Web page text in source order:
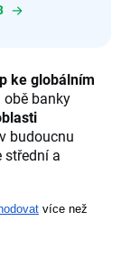
ke globálním
obě banky
budoucnu
střední a
více než